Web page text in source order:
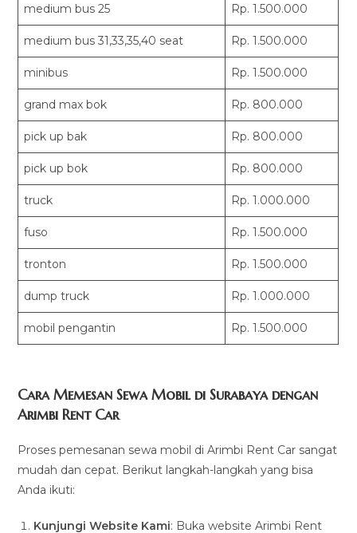
medium bus 25 Rp. 1.500.000
medium bus 31,33,35,40 seat Rp. 1.500.000
minibus Rp. 1.500.000
grand max bok Rp. 800.000
pick up bak Rp. 800.000
pick up bok Rp. 800.000
truck Rp. 1.000.000
fuso Rp. 1.500.000
tronton Rp. 1.500.000
dump truck Rp. 1.000.000
mobil pengantin Rp. 1.500.000
Cara Memesan Sewa Mobil di Surabaya dengan
Arimbi Rent Car
Proses pemesanan sewa mobil di Arimbi Rent Car sangat
mudah dan cepat. Berikut langkah-langkah yang bisa
Anda ikuti:
Kunjungi Website Kami: Buka website Arimbi Rent